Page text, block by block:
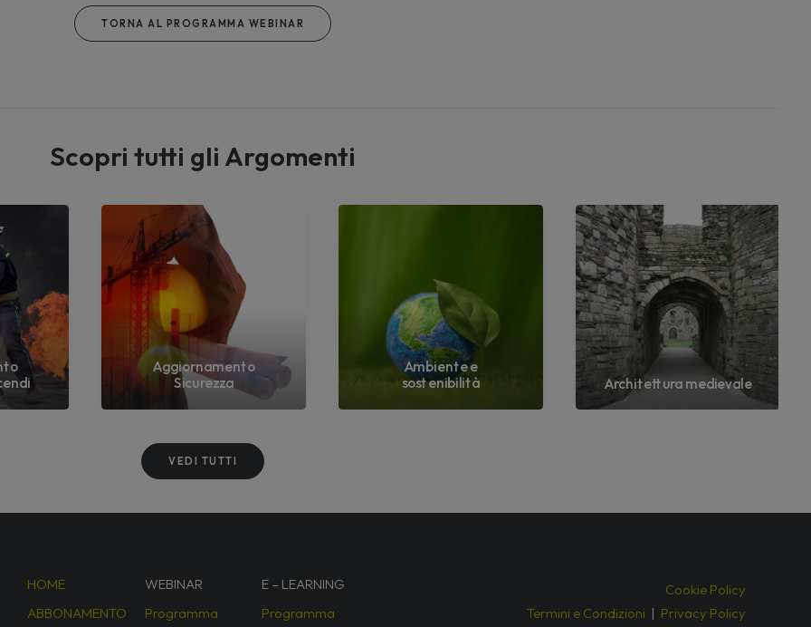
TORNA AL PROGRAMMA WEBINAR
Scopri tutti gli Argomenti
Aggiornamento
Sicurezza
Ambiente e
sostenibilità
Architettura medievale
VEDI TUTTI
HOME
ABBONAMENTO
WEBINAR
Programma
E – LEARNING
Programma
Cookie Policy
Termini e Condizioni | Privacy Policy